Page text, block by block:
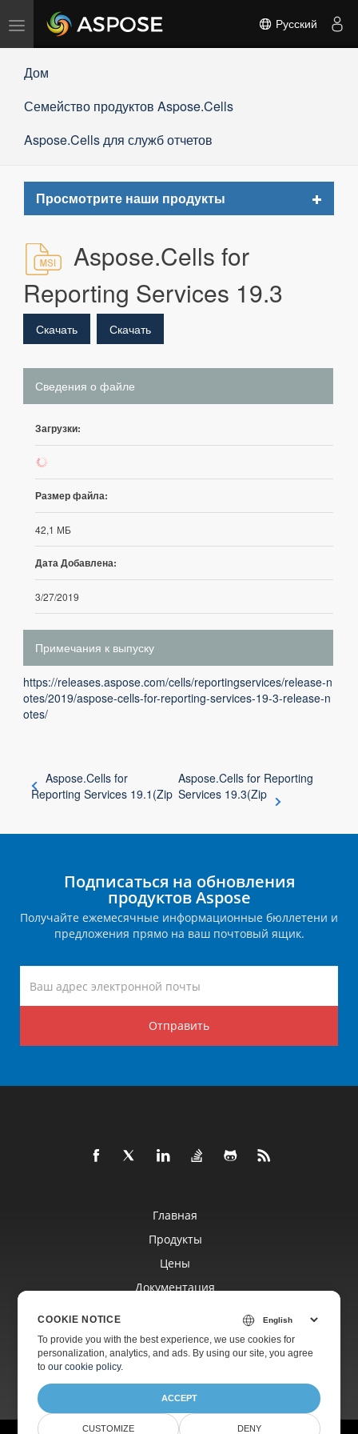
Переключить
навигацию
Русский
Дом
Семейство продуктов Aspose.Cells
Aspose.Cells для служб отчетов
Просмотрите наши продукты
Toggle
Aspose.Cells for
Reporting Services 19.3
Скачать Скачать
Сведения о файле
Загрузки:
8
Размер файла:
42,1 МБ
Дата Добавлена:
3/27/2019
Примечания к выпуску
https://releases.aspose.com/cells/reportingservices/release-n
otes/2019/aspose-cells-for-reporting-services-19-3-release-n
otes/
Aspose.Cells for
Reporting Services 19.1(Zip
Aspose.Cells for Reporting
Services 19.3(Zip
Подписаться на обновления
продуктов Aspose
Получайте ежемесячные информационные бюллетени и
предложения прямо на ваш почтовый ящик.
Отправить
Главная
Продукты
Цены
Документация
Платная Поддержка
COOKIE NOTICE
To provide you with the best experience, we use cookies for
personalization, analytics, and ads. By using our site, you agree
toour cookie policy.
ACCEPT
CUSTOMIZE DENY